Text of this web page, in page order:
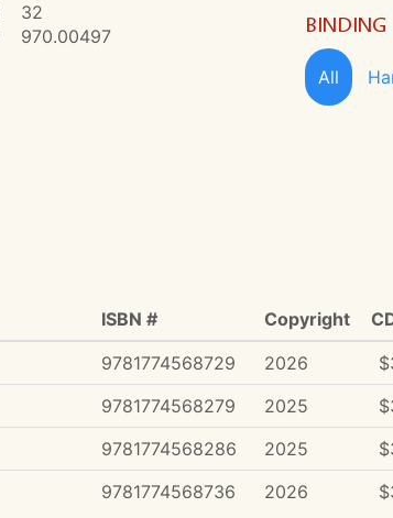
32
970.00497 BINDING
All
ISBN # Copyright
9781774568729 2026
9781774568279 2025
9781774568286 2025
9781774568736 2026